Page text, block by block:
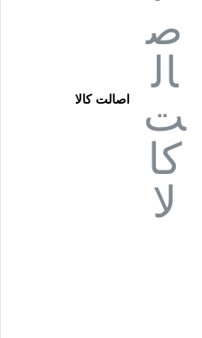
اصالت کالا